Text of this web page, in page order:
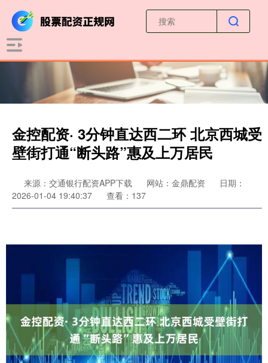
金控配资· 3分钟直达西二环 北京西城受
壁街打通“断头路”惠及上万居民
来源：交通银行配资APP下载 网站：金鼎配资
日期：
2026-01-04 19:40:37
查看：137